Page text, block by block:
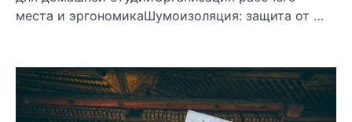
места и эргономикаШумоизоляция: защита от …